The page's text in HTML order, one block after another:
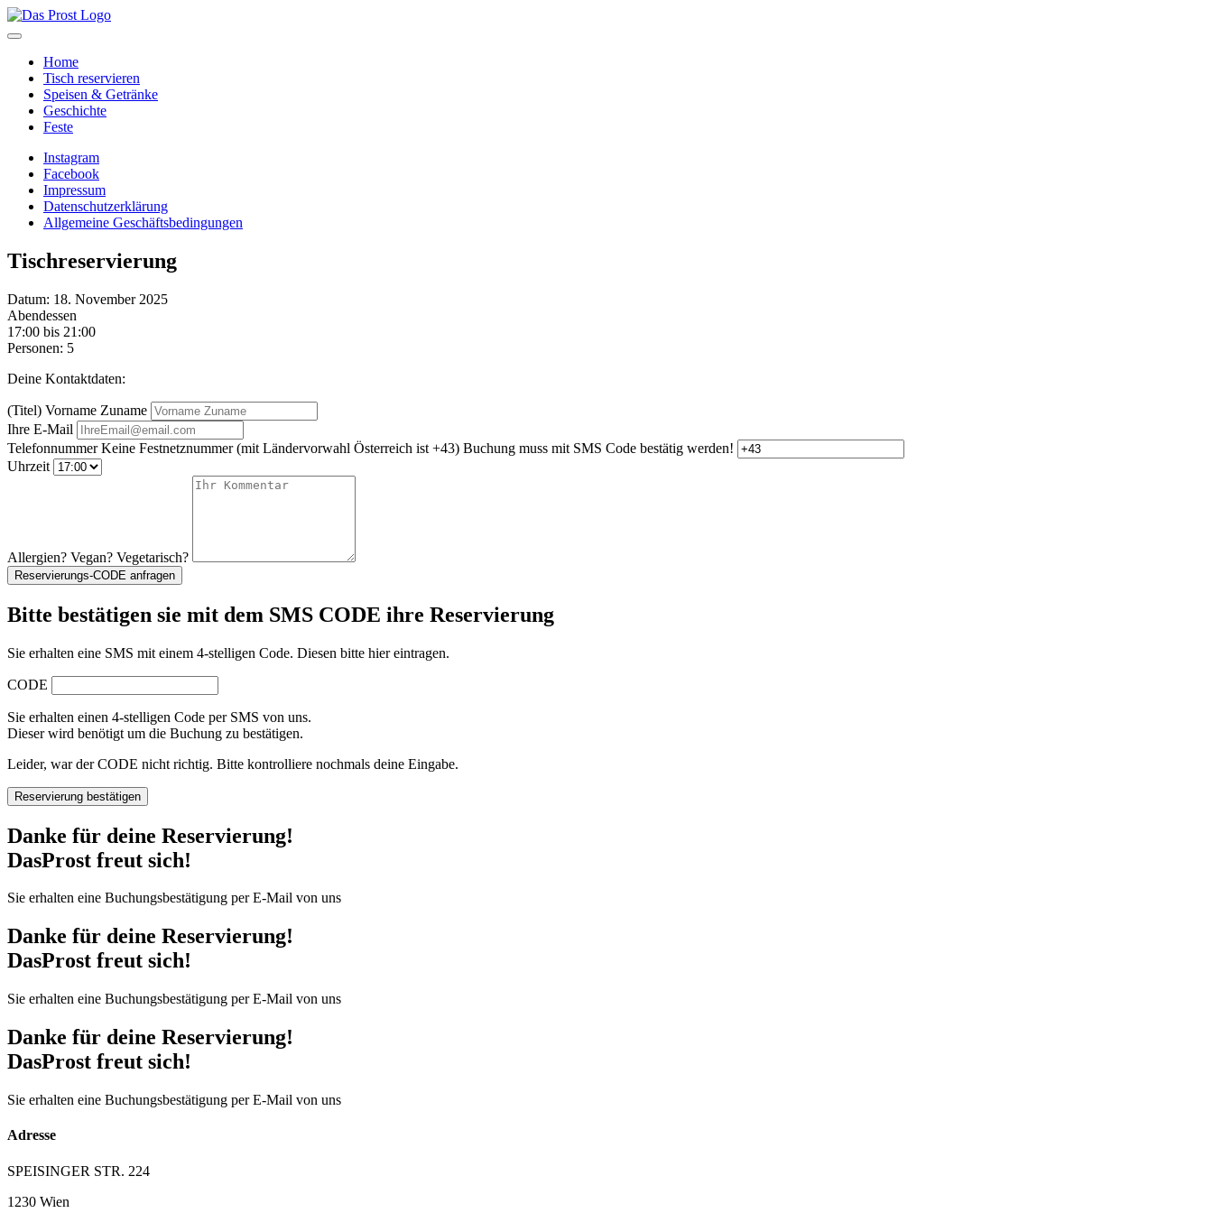
Home
Tisch reservieren
Speisen & Getränke
Geschichte
Feste
Instagram
Facebook
Impressum
Datenschutzerklärung
Allgemeine Geschäftsbedingungen
Tischreservierung
Datum: 18. November 2025
Abendessen
17:00 bis 21:00
Personen: 5
Deine Kontaktdaten:
(Titel) Vorname Zuname
Ihre E-Mail
TelefonnummerKeine Festnetznummer (mit Ländervorwahl Österreich ist +43) Buchung muss mit SMS Code bestätig werden!
Uhrzeit
Allergien? Vegan? Vegetarisch?
Reservierungs-CODE anfragen
Bitte bestätigen sie mit dem SMS CODE ihre Reservierung
Sie erhalten eine SMS mit einem 4-stelligen Code. Diesen bitte hier eintragen.
CODE
Sie erhalten einen 4-stelligen Code per SMS von uns.
Dieser wird benötigt um die Buchung zu bestätigen.
Leider, war der CODE nicht richtig. Bitte kontrolliere nochmals deine Eingabe.
Reservierung bestätigen
Danke für deine Reservierung!
DasProst freut sich!
Sie erhalten eine Buchungsbestätigung per E-Mail von uns
Danke für deine Reservierung!
DasProst freut sich!
Sie erhalten eine Buchungsbestätigung per E-Mail von uns
Danke für deine Reservierung!
DasProst freut sich!
Sie erhalten eine Buchungsbestätigung per E-Mail von uns
Adresse
SPEISINGER STR. 224
1230 Wien